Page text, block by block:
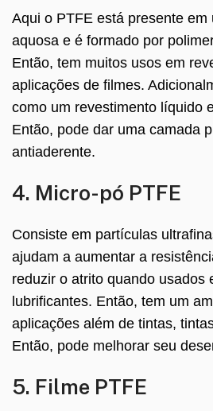
Aqui o PTFE está presente em
aquosa e é formado por
Então, tem muitos usos em
aplicações de filmes.
como um revestimento líquido
Então, pode dar uma camada
antiaderente.
4. Micro-pó PTFE
Consiste em partículas
ajudam a aumentar a
reduzir o atrito quando usados
lubrificantes. Então, tem um
aplicações além de tintas,
Então, pode melhorar seu
5. Filme PTFE